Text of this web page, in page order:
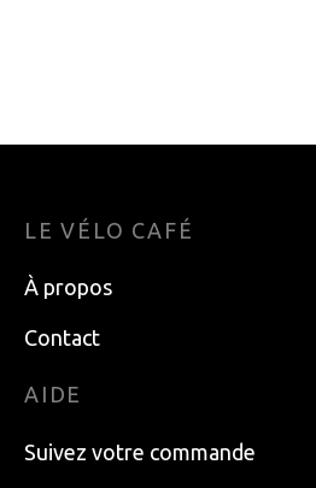
LE VÉLO CAFÉ
À propos
Contact
AIDE
Suivez votre commande